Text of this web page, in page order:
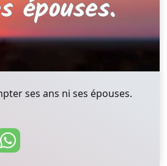
ses ans ni ses épouses.